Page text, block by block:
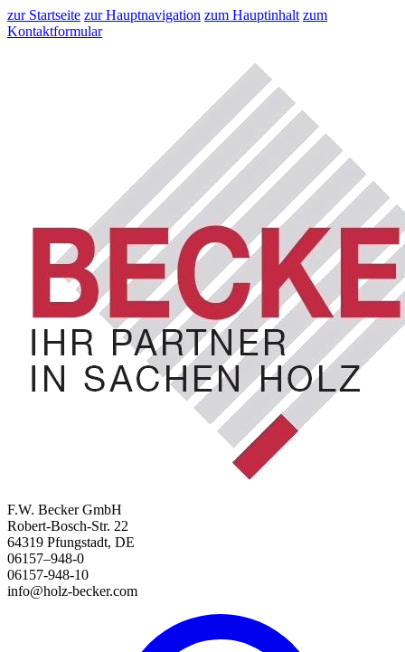
zur Startseite zur Hauptnavigation zum Hauptinhalt zum
Kontaktformular
F.W. Becker GmbH
Robert-Bosch-Str. 22
64319 Pfungstadt, DE
06157–948-0
06157-948-10
info@holz-becker.com